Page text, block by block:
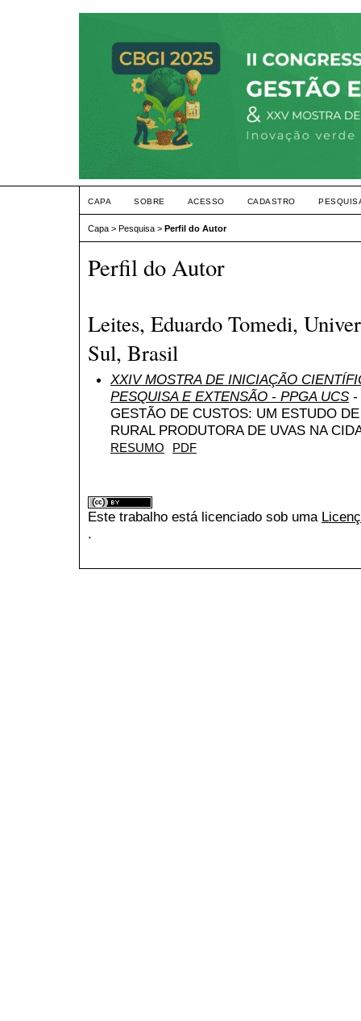
CAPA SOBRE ACESSO CADASTRO
Capa > Pesquisa > Perfil do Autor
Perfil do Autor
Leites, Eduardo Tomedi,
Sul, Brasil
XXIV MOSTRA DE INICIAÇÃO
PESQUISA E EXTENSÃO - PPGA UCS -
GESTÃO DE CUSTOS: UM ESTUDO
RURAL PRODUTORA DE UVAS NA
RESUMO PDF
Este trabalho está licenciado sob uma
.